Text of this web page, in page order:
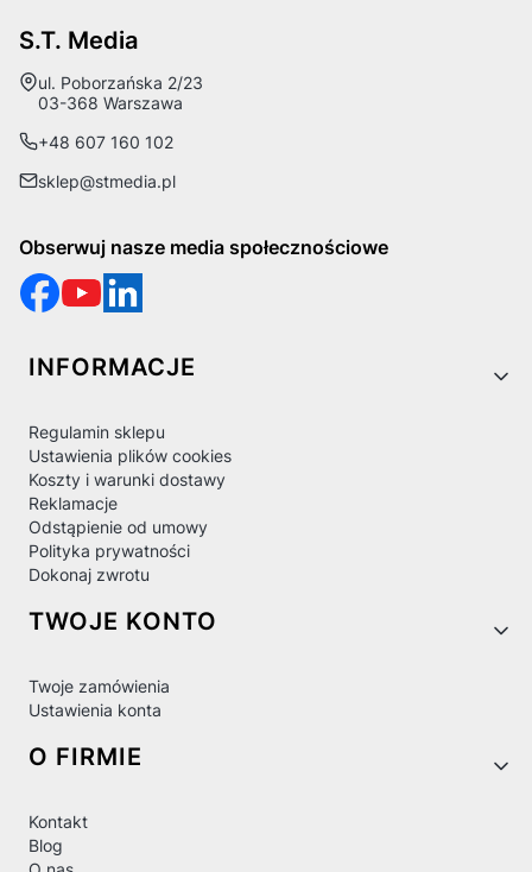
S.T. Media
Adres:
ul. Poborzańska 2/23
03-368 Warszawa
+48 607 160 102
sklep@stmedia.pl
Obserwuj nasze media społecznościowe
Linki w stopce
INFORMACJE
Regulamin sklepu
Ustawienia plików cookies
Koszty i warunki dostawy
Reklamacje
Odstąpienie od umowy
Polityka prywatności
Dokonaj zwrotu
TWOJE KONTO
Twoje zamówienia
Ustawienia konta
O FIRMIE
Kontakt
Blog